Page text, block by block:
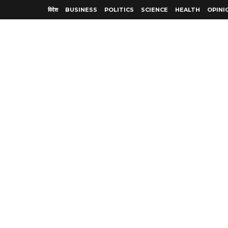
विदेश BUSINESS POLITICS SCIENCE HEALTH